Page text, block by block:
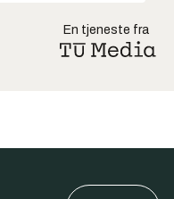
En tjeneste fra